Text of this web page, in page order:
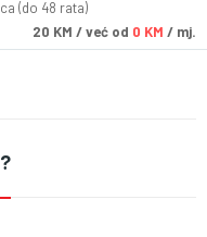
(do 48 rata)
20 KM / već od 0 KM / mj.